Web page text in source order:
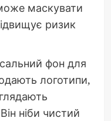
маскувати
ризик
фон для
логотипи,
ніби чистий